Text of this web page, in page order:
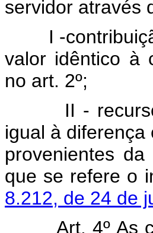
servidor através
I -contribuição
valor idêntico à
no art. 2º;
II - recursos
igual à
provenientes
que se refere o
8.212, de 24 de
Art. 4º As